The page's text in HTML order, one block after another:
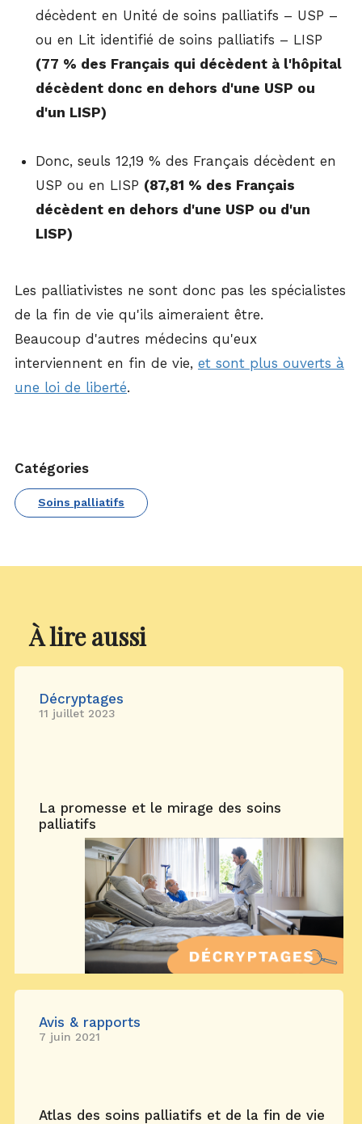
décèdent en Unité de soins palliatifs – USP –
ou en Lit identifié de soins palliatifs – LISP
(77 % des Français qui décèdent à l'hôpital
décèdent donc en dehors d'une USP ou
d'un LISP)
Donc, seuls 12,19 % des Français décèdent en
USP ou en LISP (87,81 % des Français
décèdent en dehors d'une USP ou d'un
LISP)
Les palliativistes ne sont donc pas les spécialistes
de la fin de vie qu'ils aimeraient être.
Beaucoup d'autres médecins qu'eux
interviennent en fin de vie, et sont plus ouverts à
une loi de liberté.
Catégories
Soins palliatifs
À lire aussi
Décryptages
11 juillet 2023
La promesse et le mirage des soins
palliatifs
Avis & rapports
7 juin 2021
Atlas des soins palliatifs et de la fin de vie